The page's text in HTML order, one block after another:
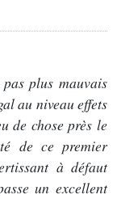
plus mauvais
au niveau effets
de chose près le
de ce premier
à défaut
un excellent